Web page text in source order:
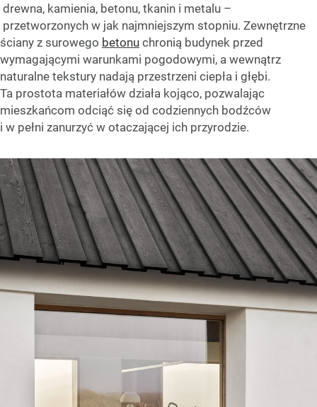
drewna, kamienia, betonu, tkanin i metalu –
przetworzonych w jak najmniejszym stopniu. Zewnętrzne
ściany z surowego betonu chronią budynek przed
wymagającymi warunkami pogodowymi, a wewnątrz
naturalne tekstury nadają przestrzeni ciepła i głębi.
Ta prostota materiałów działa kojąco, pozwalając
mieszkańcom odciąć się od codziennych bodźców
i w pełni zanurzyć w otaczającej ich przyrodzie.